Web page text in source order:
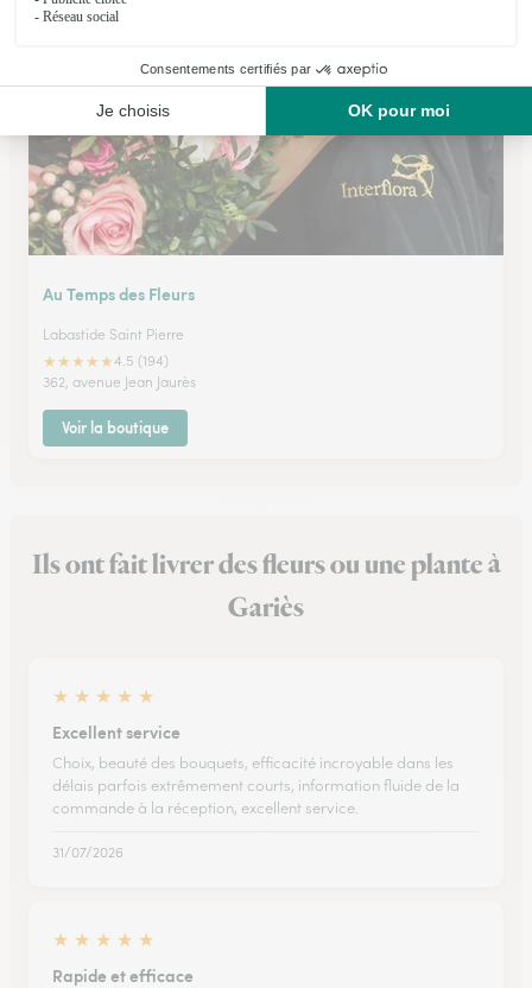
Au Temps des Fleurs
Labastide Saint Pierre
★★★★★4.5 (194)
362, avenue Jean Jaurès
Voir la boutique
Ils ont fait livrer des fleurs ou une plante à
Gariès
★ ★ ★ ★ ★
Excellent service
Choix, beauté des bouquets, efficacité incroyable dans les
délais parfois extrêmement courts, information fluide de la
commande à la réception, excellent service.
31/07/2026
★ ★ ★ ★ ★
Rapide et efficace